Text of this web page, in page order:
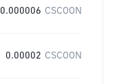
0.000006 CSCOON
0.00002 CSCOON